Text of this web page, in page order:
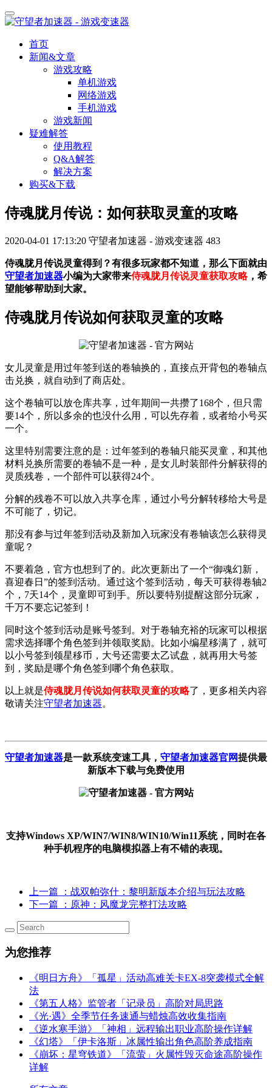
首页
新闻&文章
游戏攻略
单机游戏
网络游戏
手机游戏
游戏新闻
疑难解答
使用教程
Q&A解答
解决方案
购买&下载
侍魂胧月传说：如何获取灵童的攻略
2020-04-01 17:13:20 守望者加速器 - 游戏变速器 483
侍魂胧月传说灵童得到？有很多玩家都不知道，那么下面就由
守望者加速器小编为大家带来侍魂胧月传说灵童获取攻略，希
望能够帮助到大家。
侍魂胧月传说如何获取灵童的攻略
女儿灵童是用过年签到送的卷轴换的，直接点开背包的卷轴点
击兑换，就自动到了商店处。
这个卷轴可以放仓库共享，过年期间一共攒了168个，但只需
要14个，所以多余的也没什么用，可以先存着，或者给小号买
一个。
这里特别需要注意的是：过年签到的卷轴只能买灵童，和其他
材料兑换所需要的卷轴不是一种，是女儿时装部件分解获得的
灵质残卷，一个部件可以获得24个。
分解的残卷不可以放入共享仓库，通过小号分解转移给大号是
不可能了，切记。
那没有参与过年签到活动及新加入玩家没有卷轴该怎么获得灵
童呢？
不要着急，官方也想到了的。此次更新出了一个“御魂幻新，
喜迎春日”的签到活动。通过这个签到活动，每天可获得卷轴2
个，7天14个，灵童即可到手。所以要特别提醒这部分玩家，
千万不要忘记签到！
同时这个签到活动是账号签到。对于卷轴充裕的玩家可以根据
需求选择哪个角色签到并领取奖励。比如小编星移满了，就可
以小号签到领星移币，大号还需要太乙试盘，就再用大号签
到，奖励是哪个角色签到哪个角色获取。
以上就是侍魂胧月传说如何获取灵童的攻略了，更多相关内容
敬请关注守望者加速器。
守望者加速器是一款系统变速工具 ， 守望者加速器官网提供最
新版本下载与免费使用
支持Windows XP/WIN7/WIN8/WIN10/Win11系统，同时在各
种手机程序的电脑模拟器上有不错的表现。
上一篇
：战双帕弥什：黎明新版本介绍与玩法攻略
下一篇
：原神：风魔龙完整打法攻略
为您推荐
《明日方舟》「孤星」活动高难关卡EX-8突袭模式全解
法
《第五人格》监管者「记录员」高阶对局思路
《光·遇》全季节任务速通与蜡烛高效收集指南
《逆水寒手游》「神相」远程输出职业高阶操作详解
《幻塔》「伊卡洛斯」冰属性输出角色高阶养成指南
《崩坏：星穹铁道》「流萤」火属性毁灭命途高阶操作
详解